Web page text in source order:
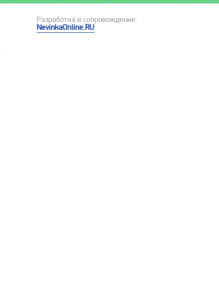
Разработка и сопровождение:
NevinkaOnline.RU